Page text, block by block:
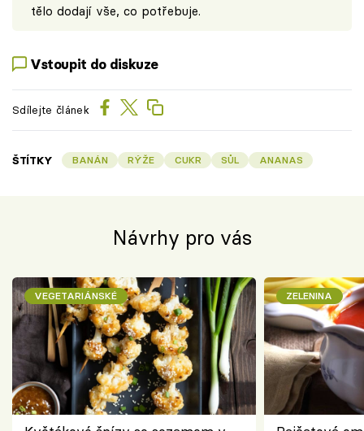
tělo dodají vše, co potřebuje.
Vstoupit do diskuze
Sdílejte článek
ŠTÍTKY BANÁN RÝŽE CUKR SŮL ANANAS
Návrhy pro vás
VEGETARIÁNSKÉ ZELENINA